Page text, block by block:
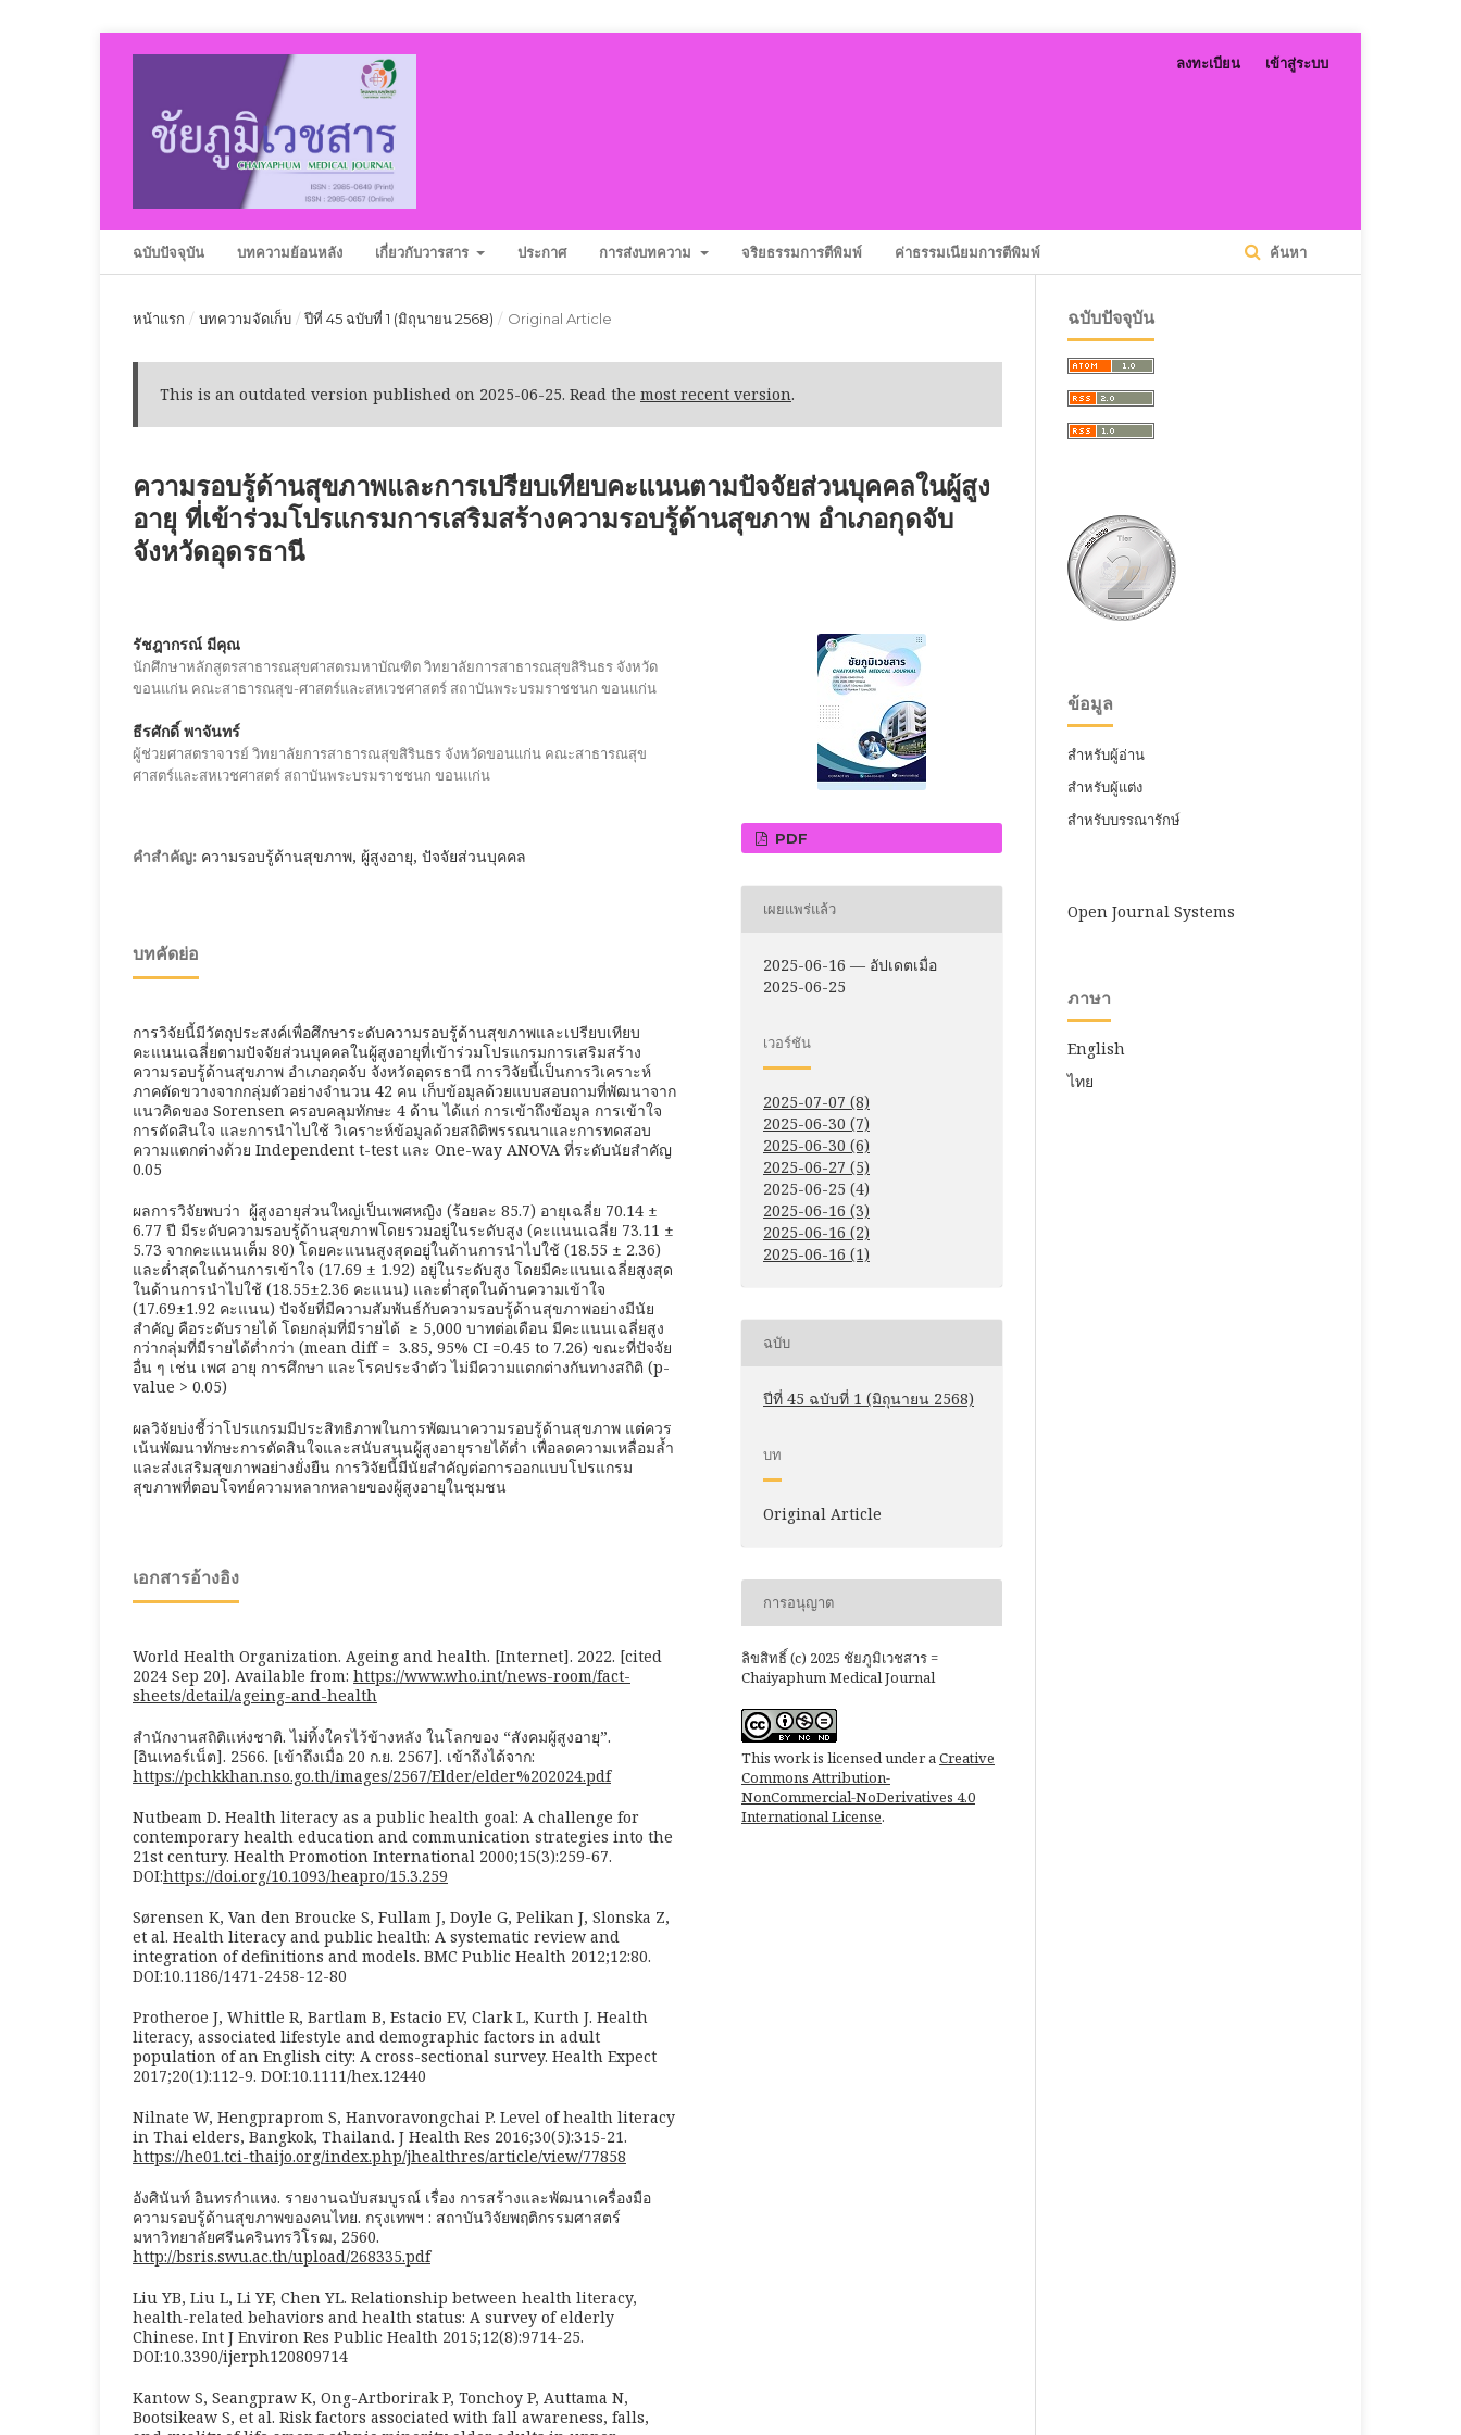
ฉบับปัจจุบัน บทความย้อนหลัง เกี่ยวกับวารสาร ประกาศ การส่งบทความ จริยธรรมการตีพิมพ์ ค่าธรรมเนียมการตีพิมพ์ ค้นหา
ลงทะเบียน เข้าสู่ระบบ
หน้าแรก / บทความจัดเก็บ / ปีที่ 45 ฉบับที่ 1 (มิถุนายน 2568) / Original Article
This is an outdated version published on 2025-06-25. Read the most recent version.
ความรอบรู้ด้านสุขภาพและการเปรียบเทียบคะแนนตามปัจจัยส่วนบุคคลในผู้สูง
อายุ ที่เข้าร่วมโปรแกรมการเสริมสร้างความรอบรู้ด้านสุขภาพ อำเภอกุดจับ
จังหวัดอุดรธานี
รัชฎากรณ์ มีคุณ
นักศึกษาหลักสูตรสาธารณสุขศาสตรมหาบัณฑิต วิทยาลัยการสาธารณสุขสิรินธร จังหวัด
ขอนแก่น คณะสาธารณสุข-ศาสตร์และสหเวชศาสตร์ สถาบันพระบรมราชชนก ขอนแก่น
ธีรศักดิ์ พาจันทร์
ผู้ช่วยศาสตราจารย์ วิทยาลัยการสาธารณสุขสิรินธร จังหวัดขอนแก่น คณะสาธารณสุข
ศาสตร์และสหเวชศาสตร์ สถาบันพระบรมราชชนก ขอนแก่น
คำสำคัญ: ความรอบรู้ด้านสุขภาพ, ผู้สูงอายุ, ปัจจัยส่วนบุคคล
บทคัดย่อ
การวิจัยนี้มีวัตถุประสงค์เพื่อศึกษาระดับความรอบรู้ด้านสุขภาพและเปรียบเทียบ
คะแนนเฉลี่ยตามปัจจัยส่วนบุคคลในผู้สูงอายุที่เข้าร่วมโปรแกรมการเสริมสร้าง
ความรอบรู้ด้านสุขภาพ อำเภอกุดจับ จังหวัดอุดรธานี การวิจัยนี้เป็นการวิเคราะห์
ภาคตัดขวางจากกลุ่มตัวอย่างจำนวน 42 คน เก็บข้อมูลด้วยแบบสอบถามที่พัฒนาจาก
แนวคิดของ Sorensen ครอบคลุมทักษะ 4 ด้าน ได้แก่ การเข้าถึงข้อมูล การเข้าใจ
การตัดสินใจ และการนำไปใช้ วิเคราะห์ข้อมูลด้วยสถิติพรรณนาและการทดสอบ
ความแตกต่างด้วย Independent t-test และ One-way ANOVA ที่ระดับนัยสำคัญ
0.05
ผลการวิจัยพบว่า ผู้สูงอายุส่วนใหญ่เป็นเพศหญิง (ร้อยละ 85.7) อายุเฉลี่ย 70.14 ±
6.77 ปี มีระดับความรอบรู้ด้านสุขภาพโดยรวมอยู่ในระดับสูง (คะแนนเฉลี่ย 73.11 ±
5.73 จากคะแนนเต็ม 80) โดยคะแนนสูงสุดอยู่ในด้านการนำไปใช้ (18.55 ± 2.36)
และต่ำสุดในด้านการเข้าใจ (17.69 ± 1.92) อยู่ในระดับสูง โดยมีคะแนนเฉลี่ยสูงสุด
ในด้านการนำไปใช้ (18.55±2.36 คะแนน) และต่ำสุดในด้านความเข้าใจ
(17.69±1.92 คะแนน) ปัจจัยที่มีความสัมพันธ์กับความรอบรู้ด้านสุขภาพอย่างมีนัย
สำคัญ คือระดับรายได้ โดยกลุ่มที่มีรายได้ ≥ 5,000 บาทต่อเดือน มีคะแนนเฉลี่ยสูง
กว่ากลุ่มที่มีรายได้ต่ำกว่า (mean diff = 3.85, 95% CI =0.45 to 7.26) ขณะที่ปัจจัย
อื่น ๆ เช่น เพศ อายุ การศึกษา และโรคประจำตัว ไม่มีความแตกต่างกันทางสถิติ (p-
value > 0.05)
ผลวิจัยบ่งชี้ว่าโปรแกรมมีประสิทธิภาพในการพัฒนาความรอบรู้ด้านสุขภาพ แต่ควร
เน้นพัฒนาทักษะการตัดสินใจและสนับสนุนผู้สูงอายุรายได้ต่ำ เพื่อลดความเหลื่อมล้ำ
และส่งเสริมสุขภาพอย่างยั่งยืน การวิจัยนี้มีนัยสำคัญต่อการออกแบบโปรแกรม
สุขภาพที่ตอบโจทย์ความหลากหลายของผู้สูงอายุในชุมชน
เอกสารอ้างอิง
World Health Organization. Ageing and health. [Internet]. 2022. [cited
2024 Sep 20]. Available from: https://www.who.int/news-room/fact-
sheets/detail/ageing-and-health
สำนักงานสถิติแห่งชาติ. ไม่ทิ้งใครไว้ข้างหลัง ในโลกของ “สังคมผู้สูงอายุ”.
[อินเทอร์เน็ต]. 2566. [เข้าถึงเมื่อ 20 ก.ย. 2567]. เข้าถึงได้จาก:
https://pchkkhan.nso.go.th/images/2567/Elder/elder%202024.pdf
Nutbeam D. Health literacy as a public health goal: A challenge for
contemporary health education and communication strategies into the
21st century. Health Promotion International 2000;15(3):259-67.
DOI:https://doi.org/10.1093/heapro/15.3.259
Sørensen K, Van den Broucke S, Fullam J, Doyle G, Pelikan J, Slonska Z,
et al. Health literacy and public health: A systematic review and
integration of definitions and models. BMC Public Health 2012;12:80.
DOI:10.1186/1471-2458-12-80
Protheroe J, Whittle R, Bartlam B, Estacio EV, Clark L, Kurth J. Health
literacy, associated lifestyle and demographic factors in adult
population of an English city: A cross-sectional survey. Health Expect
2017;20(1):112-9. DOI:10.1111/hex.12440
Nilnate W, Hengpraprom S, Hanvoravongchai P. Level of health literacy
in Thai elders, Bangkok, Thailand. J Health Res 2016;30(5):315-21.
https://he01.tci-thaijo.org/index.php/jhealthres/article/view/77858
อังศินันท์ อินทรกำแหง. รายงานฉบับสมบูรณ์ เรื่อง การสร้างและพัฒนาเครื่องมือ
ความรอบรู้ด้านสุขภาพของคนไทย. กรุงเทพฯ : สถาบันวิจัยพฤติกรรมศาสตร์
มหาวิทยาลัยศรีนครินทรวิโรฒ, 2560.
http://bsris.swu.ac.th/upload/268335.pdf
Liu YB, Liu L, Li YF, Chen YL. Relationship between health literacy,
health-related behaviors and health status: A survey of elderly
Chinese. Int J Environ Res Public Health 2015;12(8):9714-25.
DOI:10.3390/ijerph120809714
Kantow S, Seangpraw K, Ong-Artborirak P, Tonchoy P, Auttama N,
Bootsikeaw S, et al. Risk factors associated with fall awareness, falls,
PDF
เผยแพร่แล้ว
2025-06-16 — อัปเดตเมื่อ
2025-06-25
เวอร์ชัน
2025-07-07 (8)
2025-06-30 (7)
2025-06-30 (6)
2025-06-27 (5)
2025-06-25 (4)
2025-06-16 (3)
2025-06-16 (2)
2025-06-16 (1)
ฉบับ
ปีที่ 45 ฉบับที่ 1 (มิถุนายน 2568)
บท
Original Article
การอนุญาต
ลิขสิทธิ์ (c) 2025 ชัยภูมิเวชสาร =
Chaiyaphum Medical Journal
This work is licensed under aCreative
Commons Attribution-
NonCommercial-NoDerivatives 4.0
International License.
ฉบับปัจจุบัน
ข้อมูล
สำหรับผู้อ่าน
สำหรับผู้แต่ง
สำหรับบรรณารักษ์
Open Journal Systems
ภาษา
English
ไทย